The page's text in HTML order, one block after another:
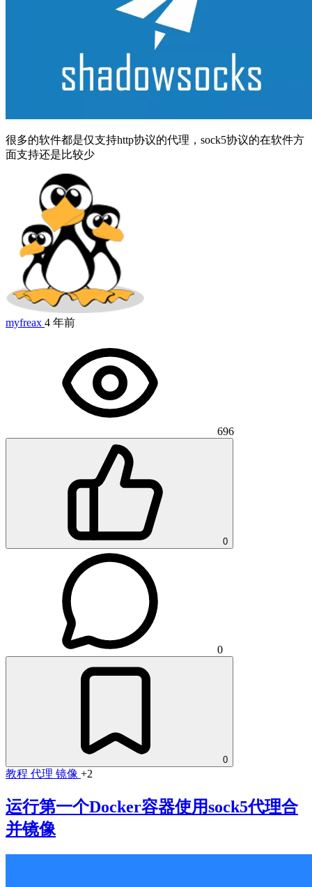
很多的软件都是仅支持http协议的代理，sock5协议的在软件方
面支持还是比较少
myfreax 4 年前
696
0
0
0
教程 代理 镜像 +2
运行第一个Docker容器使用sock5代理合
并镜像